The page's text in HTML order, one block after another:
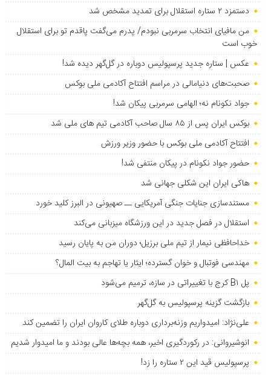
دستمزد ۲ ستاره استقلال برای تمدید مشخص شد
من مافیای انتخاب سرمربی نبودم/ پدرم می‌گفت پاقدم تو برای استقلال
خوب است
عکس | ستاره جدید پرسپولیس دوباره در گل‌گهر دیده شد!
صحبت‌های دنیامالی در مراسم افتتاح آکادمی ملی بوکس
جواد نکونام نه؛ الهامی سرمربی پیکان شد!
بوکس ایران پس از ۸۵ سال صاحب آکادمی تیم های ملی شد
افتتاح آکادمی ملی بوکس با حضور وزیر ورزش
حضور جواد نکونام در پیکان منتفی شد!
هاکی ایران این شکلی جهانی شد
مستندسازی جنایات جنگی آمریکایی ــ صهیونی در البرز کلید خورد
استقلال در فصل جدید در این ورزشگاه میزبانی می‌کند
خداحافظی نیمار از تیم ملی برزیل؛ دوران من به پایان رسید
مهندسی فوتبال و خوان گسترده؛ ایثار یا تهاجم به بیت المال؟
پل B۱ کرج با تغییراتی در سازه، ترمیم می‌شود
بازگشت گزینه پرسپولیس به ‌گل‌گهر
علی‌نژاد: امیدواریم وزنه‌برداری دوباره طلای کاروان ایران را تضمین کند
انوشیروانی: در رکوردگیری اخیر، همه بچه‌ها عالی بودند و ما امیدوار شدیم
پرسپولیس قید این ۲ ستاره را زد!